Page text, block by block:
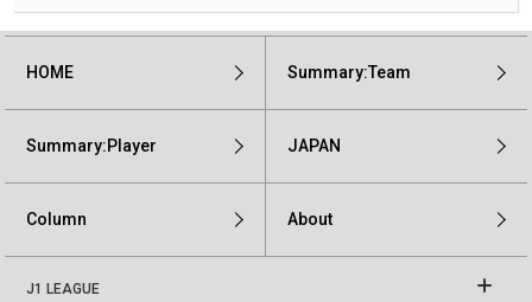
HOME Summary:Team
Summary:Player JAPAN
Column About
J1 LEAGUE